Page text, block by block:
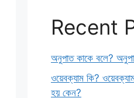
Recent
অনুপাত কাকে বলে?
ওয়েবক্যাম কি?
হয় কেন?